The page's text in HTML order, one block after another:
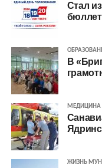
Стал
В
МЕДИЦИНА
ЖИЗНЬ